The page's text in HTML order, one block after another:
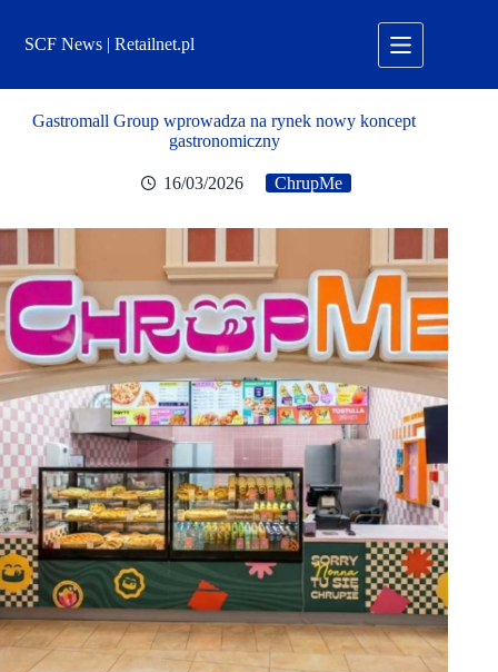
treściSCF News | Retailnet.pl
Gastromall Group wprowadza na rynek nowy koncept
gastronomiczny
16/03/2026 ChrupMe